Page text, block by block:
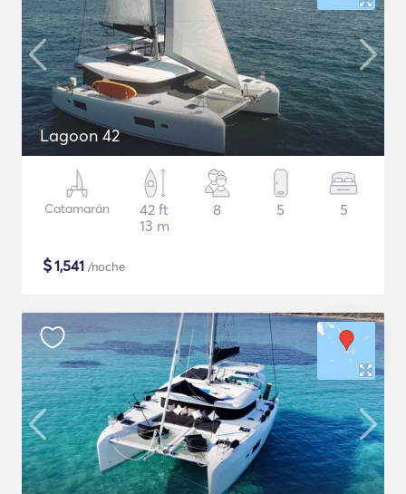
Lagoon 42
Catamarán
42 ft
13 m
8 5 5
$1,541 /noche